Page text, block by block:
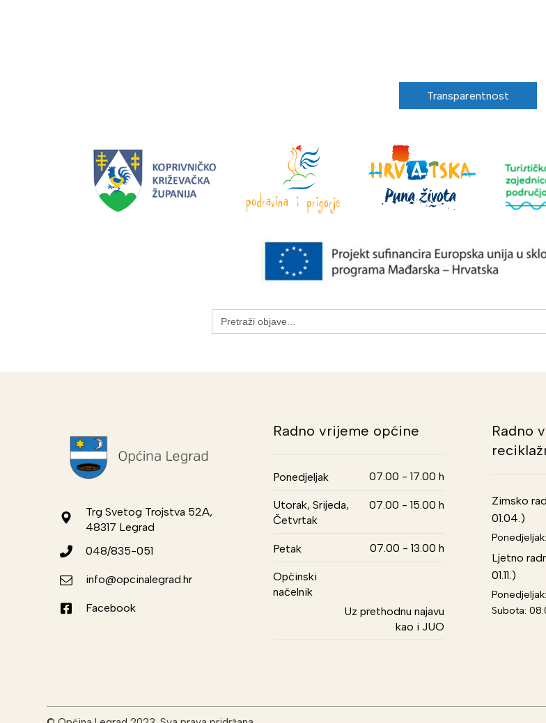
Transparentnost
Search
for:
Trg Svetog Trojstva 52A,
48317 Legrad
048/835-051
info@opcinalegrad.hr
Facebook
Radno vrijeme općine
Ponedjeljak 07.00 - 17.00 h
Utorak, Srijeda,
Četvrtak
07.00 - 15.00 h
Petak 07.00 - 13.00 h
Općinski
načelnik
Uz prethodnu najavu
kao i JUO
Radno
Zimsko
01.04.)
Ljetno
01.11.)
Subota: